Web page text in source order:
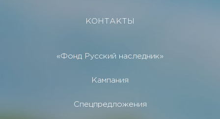
КОНТАКТЫ
«Фонд Русский наследник»
Кампания
Спецпредложения